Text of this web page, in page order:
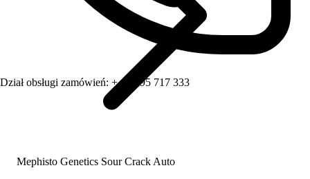
Dział obsługi zamówień: + 48 795 717 333
Mephisto Genetics Sour Crack Auto